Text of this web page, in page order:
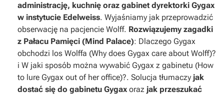
administrację, kuchnię oraz gabinet dyrektorki Gygax
w instytucie Edelweiss. Wyjaśniamy jak przeprowadzić
obserwację na pacjencie Wolff. Rozwiązujemy zagadki
z Pałacu Pamięci (Mind Palace): Dlaczego Gygax
obchodzi los Wolffa (Why does Gygax care about Wolff)?
i W jaki sposób można wywabić Gygax z gabinetu (How
to lure Gygax out of her office)?. Solucja tłumaczy jak
dostać się do gabinetu Gygax oraz jak przeszukać